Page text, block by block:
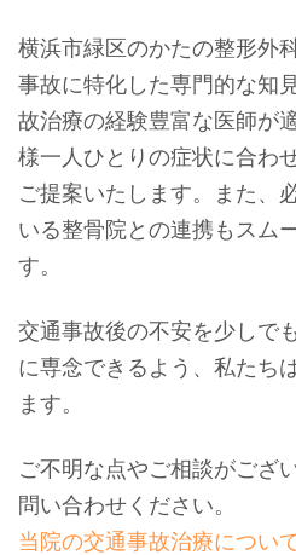
横浜市緑区のかたの整形外
事故に特化した専門的な知
故治療の経験豊富な医師が
様一人ひとりの症状に合わ
ご提案いたします。また、
いる整骨院との連携もスム
す。
交通事故後の不安を少しで
に専念できるよう、私たち
ます。
ご不明な点やご相談がござ
問い合わせください。
当院の交通事故治療につい